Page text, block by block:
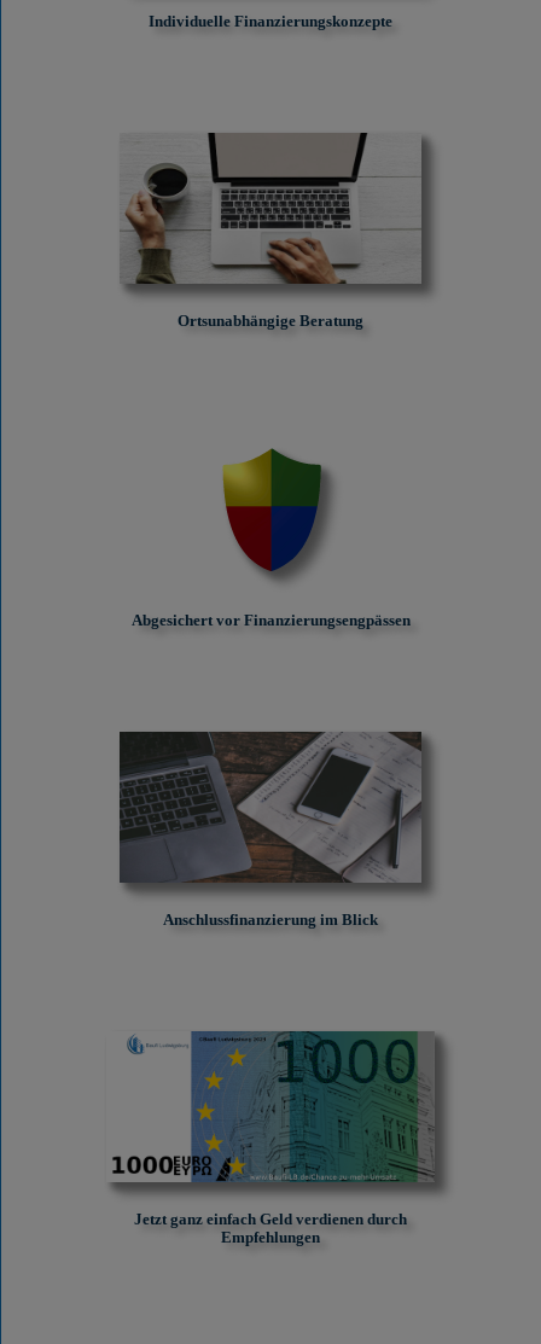
Individuelle Finanzierungskonzepte
Ortsunabhängige Beratung
Abgesichert vor Finanzierungs­engpässen
Anschlussfinanzierung im Blick
Jetzt ganz einfach Geld verdienen durch
Empfehlungen